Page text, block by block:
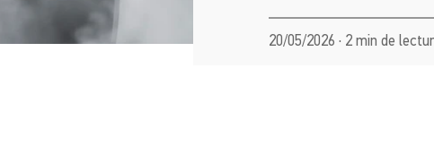
20/05/2026 · 2 min de